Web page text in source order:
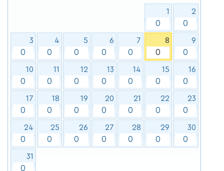
1
0
2
0
3
0
4
0
5
0
6
0
7
0
8
0
9
0
10
0
11
0
12
0
13
0
14
0
15
0
16
0
17
0
18
0
19
0
20
0
21
0
22
0
23
0
24
0
25
0
26
0
27
0
28
0
29
0
30
0
31
0